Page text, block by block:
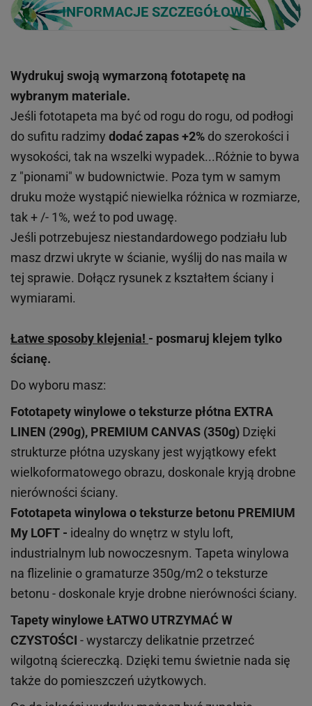
INFORMACJE SZCZEGÓŁOWE
Wydrukuj swoją wymarzoną fototapetę na
wybranym materiale.
Jeśli fototapeta ma być od rogu do rogu, od podłogi
do sufitu radzimy dodać zapas +2% do szerokości i
wysokości, tak na wszelki wypadek...Różnie to bywa
z "pionami" w budownictwie. Poza tym w samym
druku może wystąpić niewielka różnica w rozmiarze,
tak + /- 1%, weź to pod uwagę.
Jeśli potrzebujesz niestandardowego podziału lub
masz drzwi ukryte w ścianie, wyślij do nas maila w
tej sprawie. Dołącz rysunek z kształtem ściany i
wymiarami.
Łatwe sposoby klejenia! - posmaruj klejem tylko
ścianę.
Do wyboru masz:
Fototapety winylowe oteksturze płótna EXTRA
LINEN (290g), PREMIUM CANVAS (350g) Dzięki
strukturze płótna uzyskany jest wyjątkowy efekt
wielkoformatowego obrazu, doskonale kryją drobne
nierówności ściany.
Fototapeta winylowa oteksturze betonu PREMIUM
My LOFT - idealny do wnętrz w stylu loft,
industrialnym lub nowoczesnym. Tapeta winylowa
na flizelinie o gramaturze 350g/m2 o teksturze
betonu - doskonale kryje drobne nierówności ściany.
Tapety winyloweŁATWO UTRZYMAĆ W
CZYSTOŚCI - wystarczy delikatnie przetrzeć
wilgotną ściereczką. Dzięki temu świetnie nada się
także do pomieszczeń użytkowych.